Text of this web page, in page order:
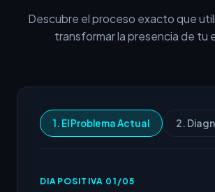
Descubre el proceso exacto que
transformar la presencia de tu
1. El Problema Actual 2.
DIAPOSITIVA 01/05